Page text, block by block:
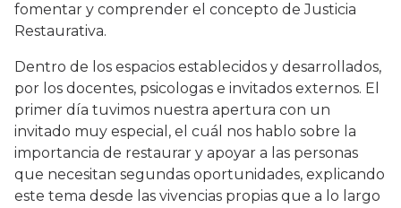
fomentar y comprender el concepto de Justicia
Restaurativa.
Dentro de los espacios establecidos y desarrollados,
por los docentes, psicologas e invitados externos. El
primer día tuvimos nuestra apertura con un
invitado muy especial, el cuál nos hablo sobre la
importancia de restaurar y apoyar a las personas
que necesitan segundas oportunidades, explicando
este tema desde las vivencias propias que a lo largo